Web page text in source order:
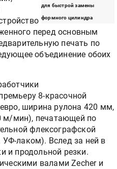
для быстрой замены
формного цилиндра
перед основным
печать по
объединение обоих
8-красочной
ширина рулона 420 мм,
м/мин), печатающей по
флексографской
УФ-лаком). Вслед за ней в
и продольной резки.
валами Zecher и